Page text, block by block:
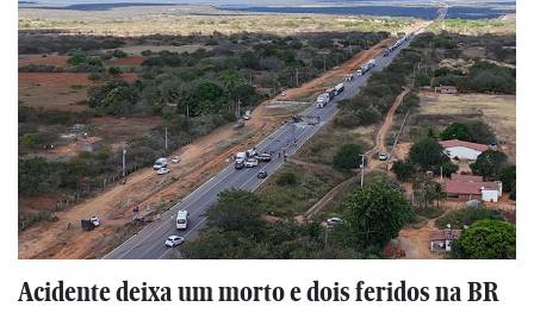
Acidente deixa um morto e dois feridos na BR